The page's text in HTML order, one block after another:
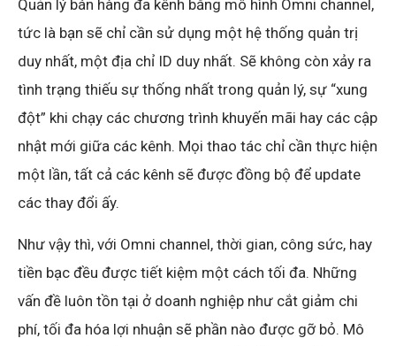
Quản lý bán hàng đa kênh bằng mô hình Omni channel,
tức là bạn sẽ chỉ cần sử dụng một hệ thống quản trị
duy nhất, một địa chỉ ID duy nhất. Sẽ không còn xảy ra
tình trạng thiếu sự thống nhất trong quản lý, sự “xung
đột” khi chạy các chương trình khuyến mãi hay các cập
nhật mới giữa các kênh. Mọi thao tác chỉ cần thực hiện
một lần, tất cả các kênh sẽ được đồng bộ để update
các thay đổi ấy.
Như vậy thì, với Omni channel, thời gian, công sức, hay
tiền bạc đều được tiết kiệm một cách tối đa. Những
vấn đề luôn tồn tại ở doanh nghiệp như cắt giảm chi
phí, tối đa hóa lợi nhuận sẽ phần nào được gỡ bỏ. Mô